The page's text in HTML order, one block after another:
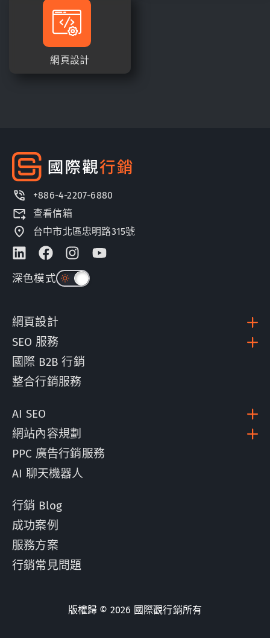
網頁設計
+886-4-2207-6880
查看信箱
台中市北區忠明路315號
深色模式
網頁設計
SEO 服務
國際 B2B 行銷
整合行銷服務
AI SEO
網站內容規劃
PPC 廣告行銷服務
AI 聊天機器人
行銷 Blog
成功案例
服務方案
行銷常見問題
版權歸 © 2026 國際觀行銷所有